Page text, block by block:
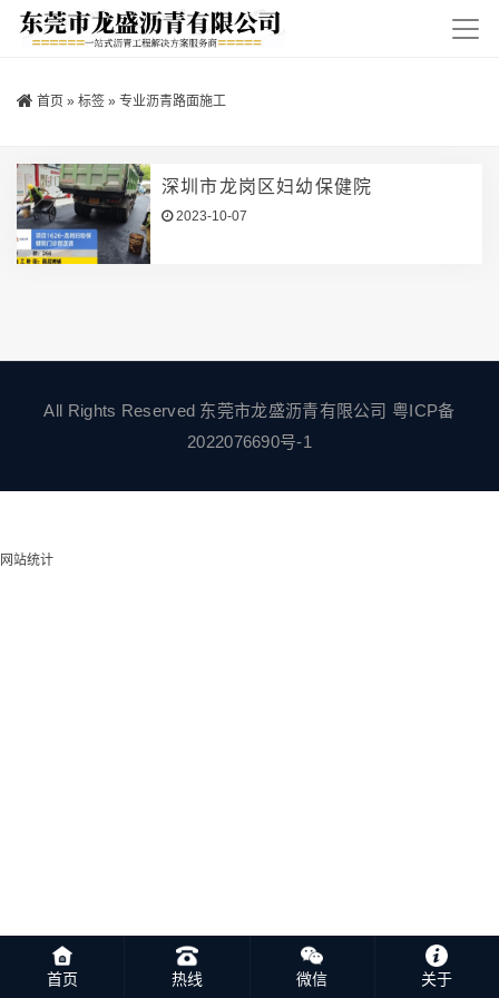
首页 » 标签 » 专业沥青路面施工
深圳市龙岗区妇幼保健院
2023-10-07
All Rights Reserved 东莞市龙盛沥青有限公司 粤ICP备
2022076690号-1
首页 热线 微信 关于
网站统计